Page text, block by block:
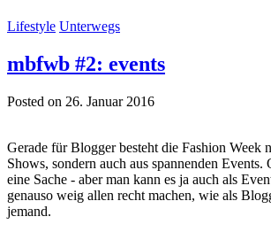
Lifestyle Unterwegs
mbfwb #2: events
Posted on 26. Januar 2016
Gerade für Blogger besteht die Fashion Week
Shows, sondern auch aus spannenden Events.
eine Sache - aber man kann es ja auch als
genauso weig allen recht machen, wie als
jemand.